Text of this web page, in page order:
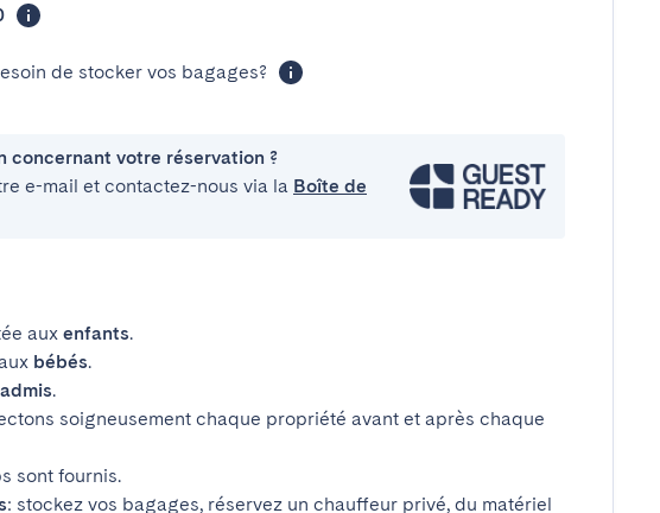
de stocker vos bagages?
concernant votre réservation ?
e-mail et contactez-nous via la Boîte de
aux enfants.
bébés.
.
soigneusement chaque propriété avant et après chaque
sont fournis.
: stockez vos bagages, réservez un chauffeur privé, du matériel